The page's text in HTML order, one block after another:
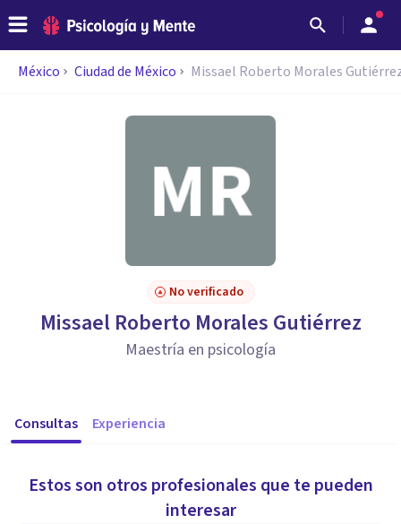
México Ciudad de México Missael Roberto Morales
No verificado
Missael Roberto Morales Gutiérrez
Maestría en psicología
Consultas Experiencia
Estos son otros profesionales que te pueden
interesar